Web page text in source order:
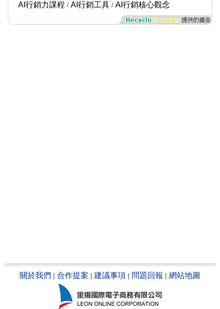
AI行銷力課程 / AI行銷工具/ AI行銷核心觀念
關於我們 | 合作提案 | 建議事項 | 問題回報 | 網站地圖